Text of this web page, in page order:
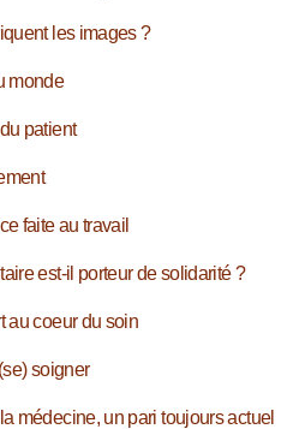
les images ?
monde
patient
faite au travail
est-il porteur de solidarité ?
au coeur du soin
soigner
médecine, un pari toujours actuel